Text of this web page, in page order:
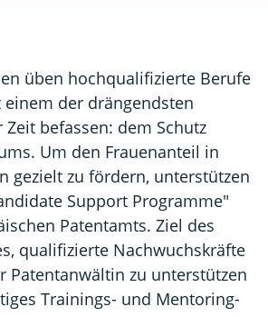
üben hochqualifizierte Berufe
der drängendsten
befassen: dem Schutz
Um den Frauenanteil in
gezielt zu fördern, unterstützen
Support Programme"
Patentamts. Ziel des
qualifizierte Nachwuchskräfte
Patentanwältin zu unterstützen
Trainings- und Mentoring-